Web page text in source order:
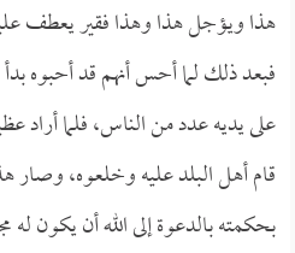
هذا ويؤجل هذا وهذا فقير يعطف
فبعد ذلك لما أحس أنهم قد أحبوه
على يديه عدد من الناس، فلما أراد
قام أهل البلد عليه وخلعوه، وصار
بحكمته بالدعوة إلى الله أن يكون له